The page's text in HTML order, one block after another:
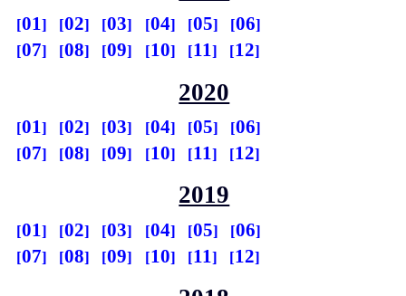
01 02 03 04 05
06
07
08 09 10 11 12
2020
01 02 03 04 05
06
07
08 09 10 11 12
2019
01 02 03 04 05
06
07
08 09 10 11 12